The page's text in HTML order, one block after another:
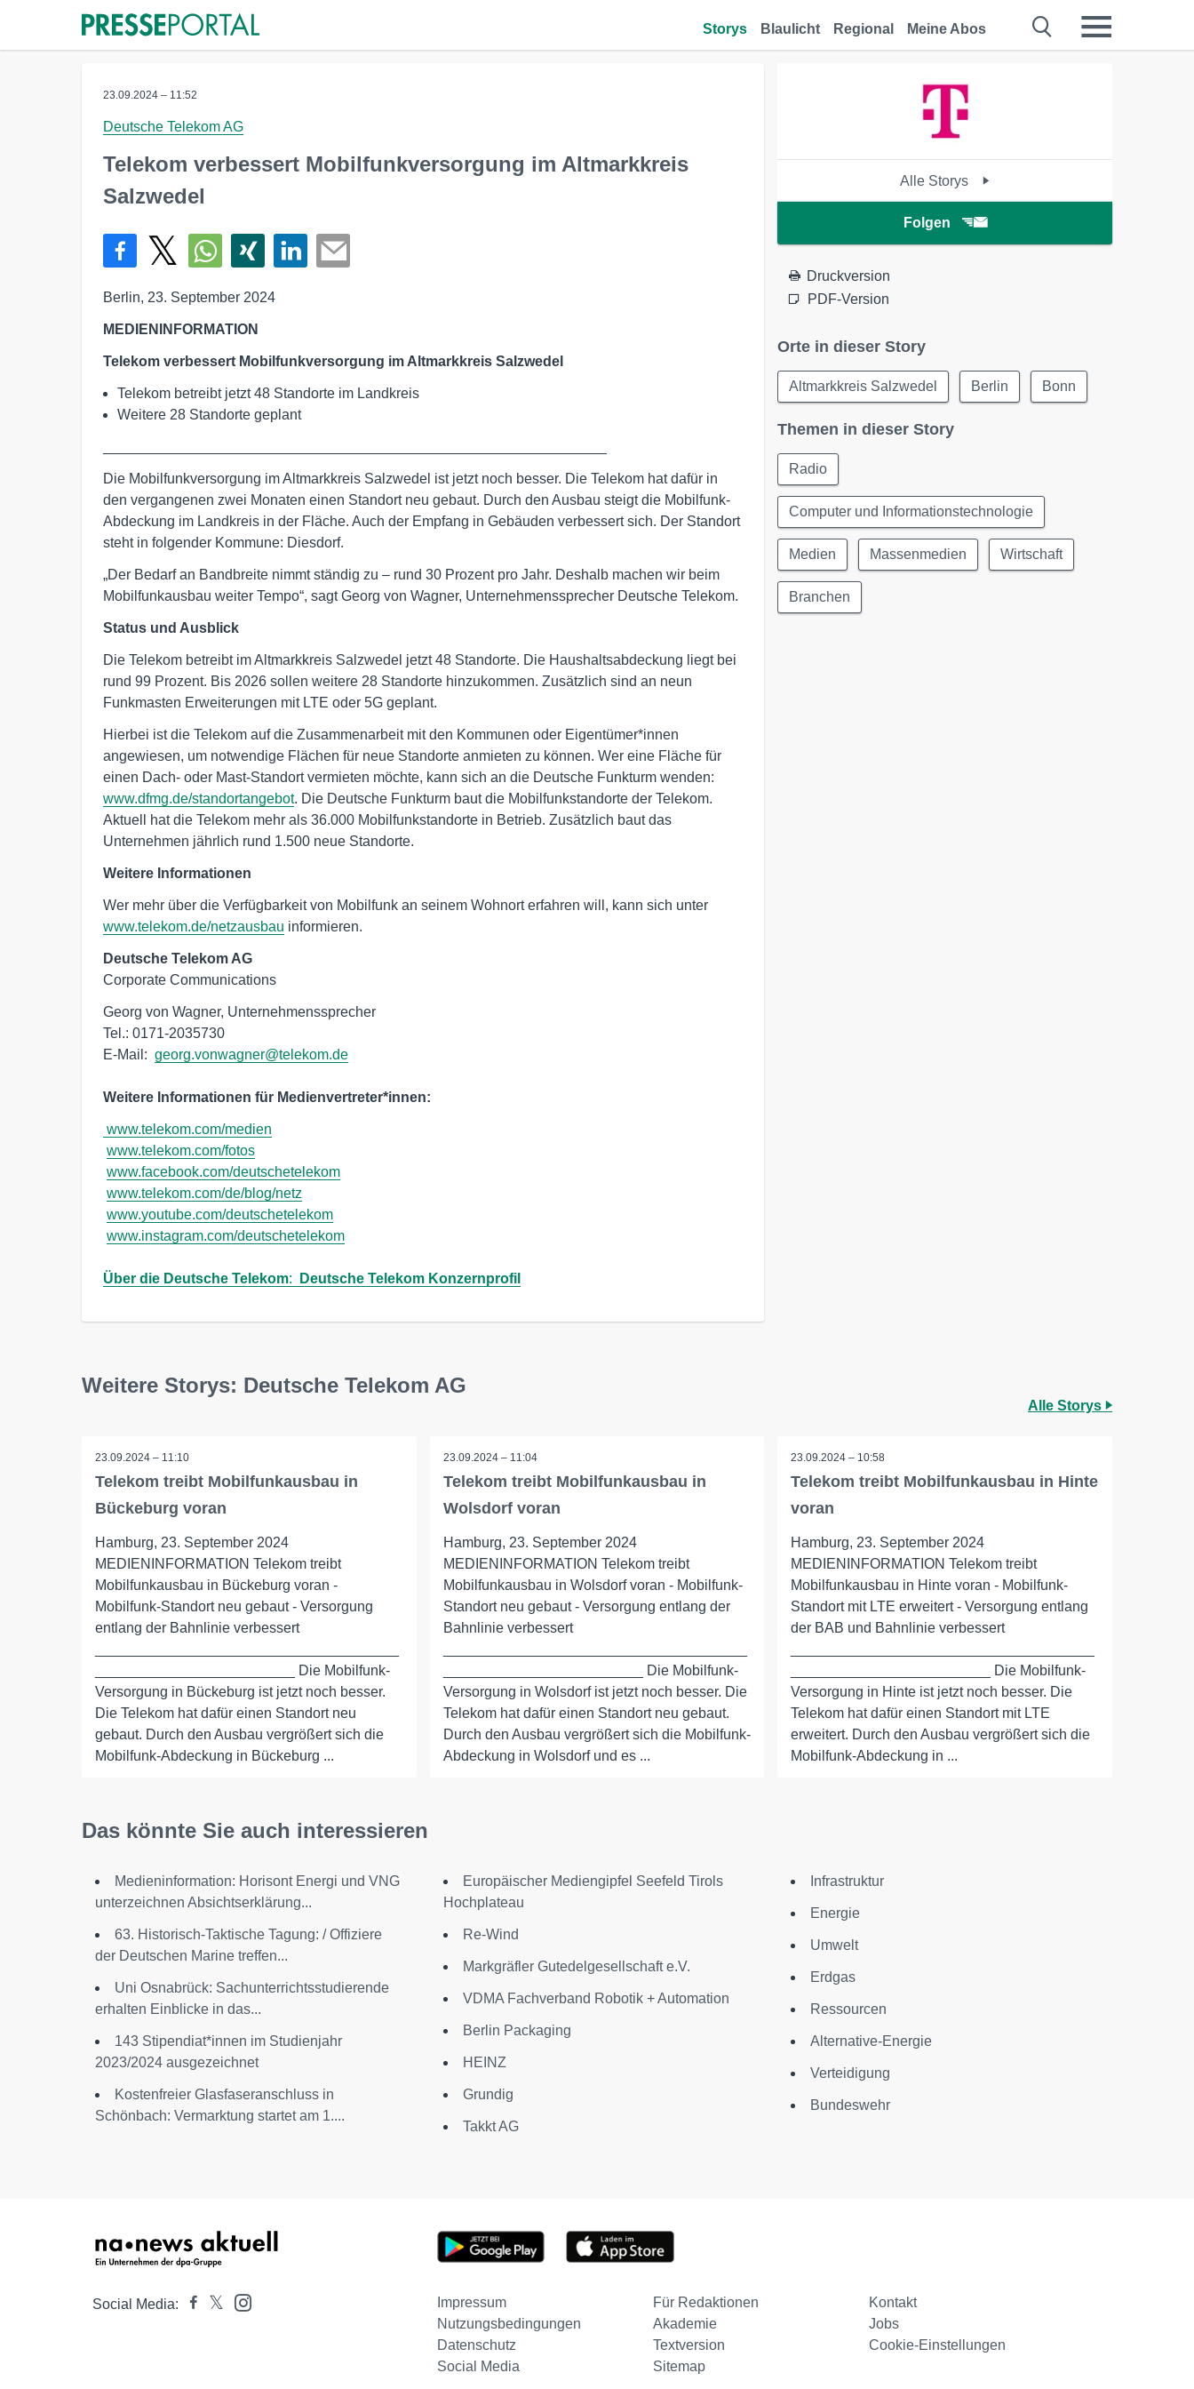
Storys Blaulicht Regional Meine Abos
23.09.2024 – 11:52
Deutsche Telekom AG
Telekom verbessert Mobilfunkversorgung im Altmarkkreis
Salzwedel
Berlin, 23. September 2024
MEDIENINFORMATION
Telekom verbessert Mobilfunkversorgung im Altmarkkreis Salzwedel
Telekom betreibt jetzt 48 Standorte im Landkreis
Weitere 28 Standorte geplant
Die Mobilfunkversorgung im Altmarkkreis Salzwedel ist jetzt noch besser. Die Telekom hat dafür in
den vergangenen zwei Monaten einen Standort neu gebaut. Durch den Ausbau steigt die Mobilfunk-
Abdeckung im Landkreis in der Fläche. Auch der Empfang in Gebäuden verbessert sich. Der Standort
steht in folgender Kommune: Diesdorf.
„Der Bedarf an Bandbreite nimmt ständig zu – rund 30 Prozent pro Jahr. Deshalb machen wir beim
Mobilfunkausbau weiter Tempo“, sagt Georg von Wagner, Unternehmenssprecher Deutsche Telekom.
Status und Ausblick
Die Telekom betreibt im Altmarkkreis Salzwedel jetzt 48 Standorte. Die Haushaltsabdeckung liegt bei
rund 99 Prozent. Bis 2026 sollen weitere 28 Standorte hinzukommen. Zusätzlich sind an neun
Funkmasten Erweiterungen mit LTE oder 5G geplant.
Hierbei ist die Telekom auf die Zusammenarbeit mit den Kommunen oder Eigentümer*innen
angewiesen, um notwendige Flächen für neue Standorte anmieten zu können. Wer eine Fläche für
einen Dach- oder Mast-Standort vermieten möchte, kann sich an die Deutsche Funkturm wenden:
www.dfmg.de/standortangebot. Die Deutsche Funkturm baut die Mobilfunkstandorte der Telekom.
Aktuell hat die Telekom mehr als 36.000 Mobilfunkstandorte in Betrieb. Zusätzlich baut das
Unternehmen jährlich rund 1.500 neue Standorte.
Weitere Informationen
Wer mehr über die Verfügbarkeit von Mobilfunk an seinem Wohnort erfahren will, kann sich unter
www.telekom.de/netzausbau informieren.
Deutsche Telekom AG
Corporate Communications
Georg von Wagner, Unternehmenssprecher
Tel.: 0171-2035730
E-Mail: georg.vonwagner@telekom.de
Weitere Informationen für Medienvertreter*innen:
www.telekom.com/medien
www.telekom.com/fotos
www.facebook.com/deutschetelekom
www.telekom.com/de/blog/netz
www.youtube.com/deutschetelekom
www.instagram.com/deutschetelekom
Über die Deutsche Telekom: Deutsche Telekom Konzernprofil
Alle Storys
Folgen
Druckversion
PDF-Version
Orte in dieser Story
Altmarkkreis Salzwedel Berlin Bonn
Themen in dieser Story
Radio
Computer und Informationstechnologie
Medien Massenmedien Wirtschaft
Branchen
Weitere Storys: Deutsche Telekom AG
Alle Storys
23.09.2024 – 11:10
Telekom treibt Mobilfunkausbau in
Bückeburg voran
Hamburg, 23. September 2024
MEDIENINFORMATION Telekom treibt
Mobilfunkausbau in Bückeburg voran -
Mobilfunk-Standort neu gebaut - Versorgung
entlang der Bahnlinie verbessert
_________________________ Die Mobilfunk-
Versorgung in Bückeburg ist jetzt noch besser.
Die Telekom hat dafür einen Standort neu
gebaut. Durch den Ausbau vergrößert sich die
Mobilfunk-Abdeckung in Bückeburg ...
23.09.2024 – 11:04
Telekom treibt Mobilfunkausbau in
Wolsdorf voran
Hamburg, 23. September 2024
MEDIENINFORMATION Telekom treibt
Mobilfunkausbau in Wolsdorf voran - Mobilfunk-
Standort neu gebaut - Versorgung entlang der
Bahnlinie verbessert
_________________________ Die Mobilfunk-
Versorgung in Wolsdorf ist jetzt noch besser. Die
Telekom hat dafür einen Standort neu gebaut.
Durch den Ausbau vergrößert sich die Mobilfunk-
Abdeckung in Wolsdorf und es ...
23.09.2024 – 10:58
Telekom treibt Mobilfunkausbau in Hinte
voran
Hamburg, 23. September 2024
MEDIENINFORMATION Telekom treibt
Mobilfunkausbau in Hinte voran - Mobilfunk-
Standort mit LTE erweitert - Versorgung entlang
der BAB und Bahnlinie verbessert
_________________________ Die Mobilfunk-
Versorgung in Hinte ist jetzt noch besser. Die
Telekom hat dafür einen Standort mit LTE
erweitert. Durch den Ausbau vergrößert sich die
Mobilfunk-Abdeckung in ...
Das könnte Sie auch interessieren
Medieninformation: Horisont Energi und VNG
unterzeichnen Absichtserklärung...
63. Historisch-Taktische Tagung: / Offiziere
der Deutschen Marine treffen...
Uni Osnabrück: Sachunterrichtsstudierende
erhalten Einblicke in das...
143 Stipendiat*innen im Studien­jahr
2023/2024 ausgezeichnet
Kostenfreier Glasfaseranschluss in
Schönbach: Vermarktung startet am 1....
Europäischer Mediengipfel Seefeld Tirols
Hochplateau
Re-Wind
Markgräfler Gutedelgesellschaft e.V.
VDMA Fachverband Robotik + Automation
Berlin Packaging
HEINZ
Grundig
Takkt AG
Infrastruktur
Energie
Umwelt
Erdgas
Ressourcen
Alternative-Energie
Verteidigung
Bundeswehr
Social Media: Impressum Für Redaktionen
Kontakt
Nutzungsbedingungen
Akademie
Jobs
Datenschutz
Textversion
Cookie-Einstellungen
Social Media
Sitemap